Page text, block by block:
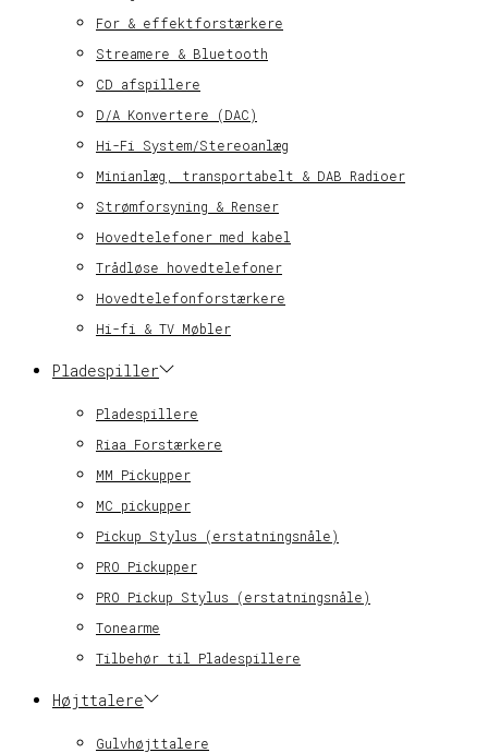
For & effektforstærkere
Streamere & Bluetooth
CD afspillere
D/A Konvertere (DAC)
Hi-Fi System/Stereoanlæg
Minianlæg, transportabelt & DAB Radioer
Strømforsyning & Renser
Hovedtelefoner med kabel
Trådløse hovedtelefoner
Hovedtelefonforstærkere
Hi-fi & TV Møbler
Pladespiller
Pladespillere
Riaa Forstærkere
MM Pickupper
MC pickupper
Pickup Stylus (erstatningsnåle)
PRO Pickupper
PRO Pickup Stylus (erstatningsnåle)
Tonearme
Tilbehør til Pladespillere
Højttalere
Gulvhøjttalere